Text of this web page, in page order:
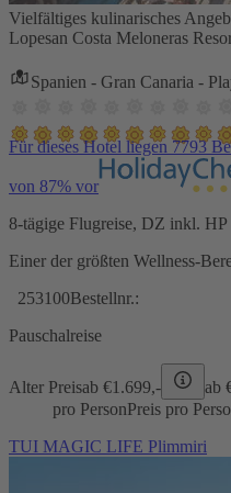
Vielfältiges kulinarisches
Lopesan Costa Meloneras
Spanien - Gran Canaria -
Für dieses Hotel liegen 7793
von 87% vor
8-tägige Flugreise, DZ inkl. HP
Einer der größten Wellness-
253100Bestellnr.:
Pauschalreise
Alter Preisab €1.699,- ab
pro PersonPreis pro
TUI MAGIC LIFE Plimmiri